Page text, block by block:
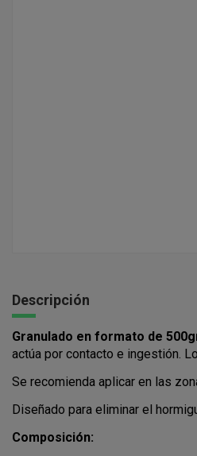
Descripción
Granulado en formato de
actúa por contacto e ingestión.
Se recomienda aplicar en las
Diseñado para eliminar el
Composición: